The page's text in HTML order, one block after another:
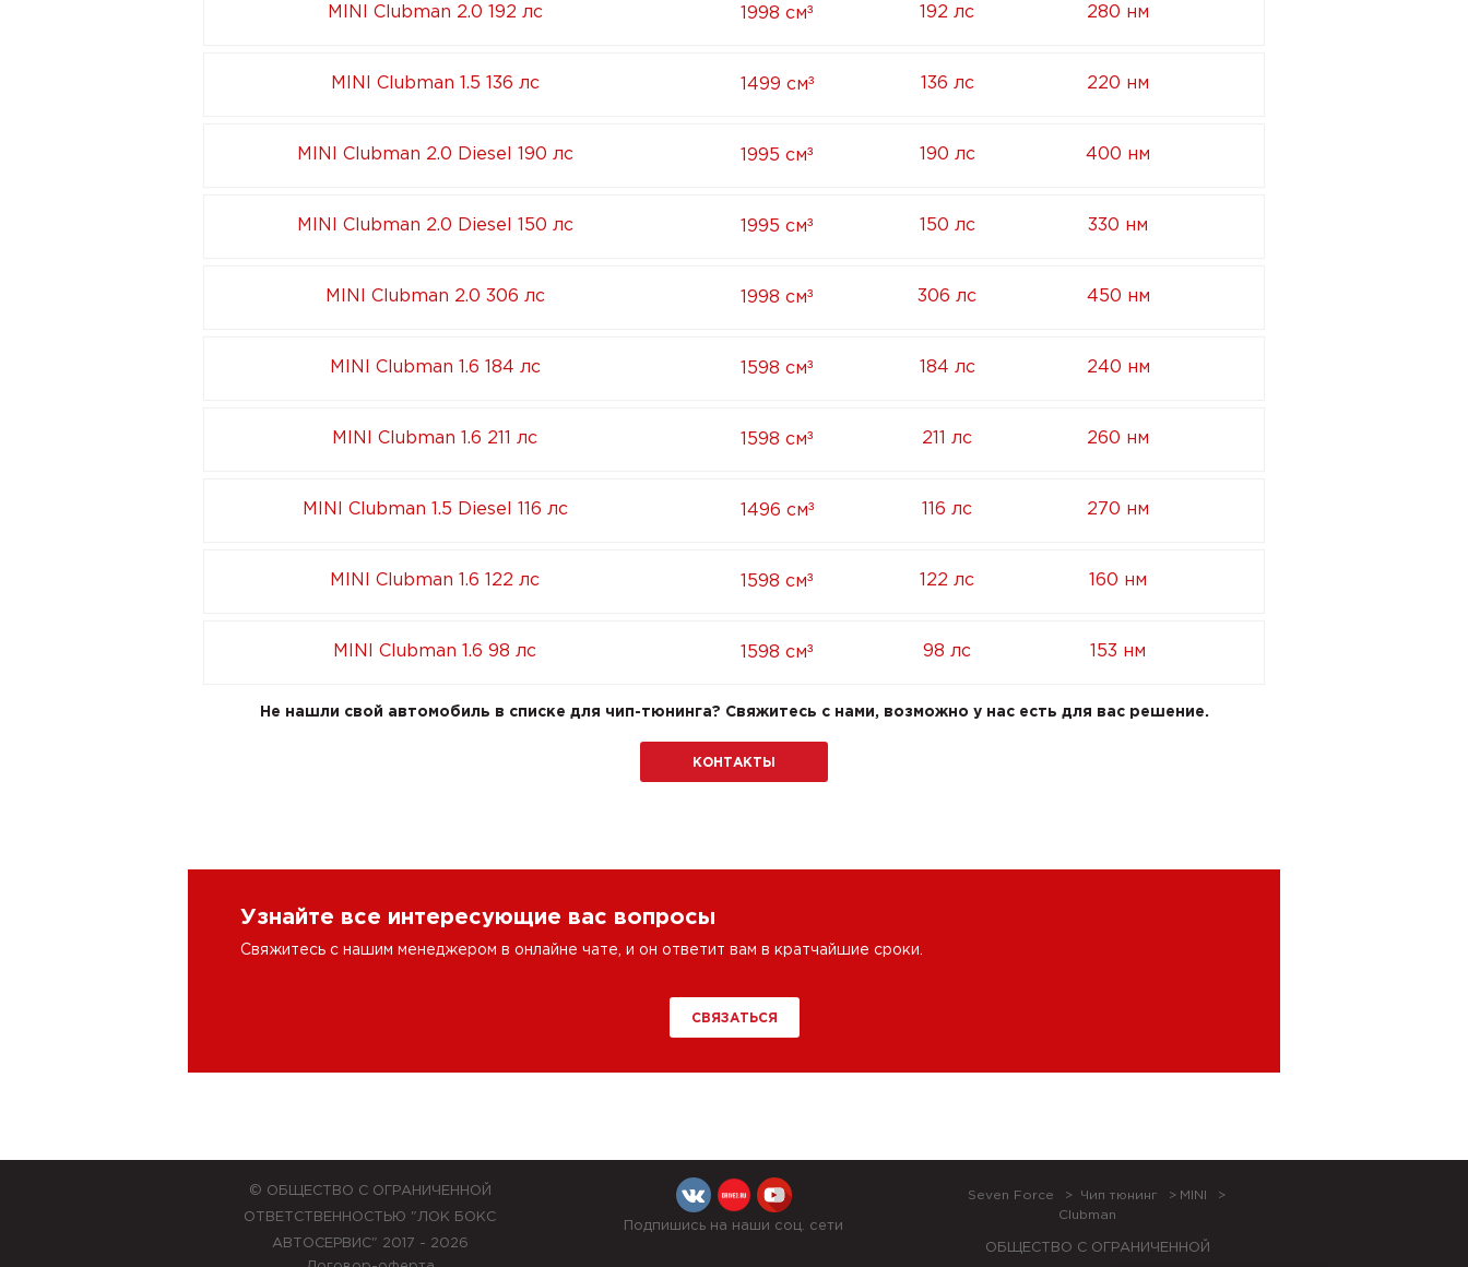
MINI Clubman 2.0 192 лс 1998 см³ 192 лс 280 нм
MINI Clubman 1.5 136 лс 1499 см³ 136 лс 220 нм
MINI Clubman 2.0 Diesel 190 лс 1995 см³ 190 лс 400 нм
MINI Clubman 2.0 Diesel 150 лс 1995 см³ 150 лс 330 нм
MINI Clubman 2.0 306 лс 1998 см³ 306 лс 450 нм
MINI Clubman 1.6 184 лс 1598 см³ 184 лс 240 нм
MINI Clubman 1.6 211 лс 1598 см³ 211 лс 260 нм
MINI Clubman 1.5 Diesel 116 лс 1496 см³ 116 лс 270 нм
MINI Clubman 1.6 122 лс 1598 см³ 122 лс 160 нм
MINI Clubman 1.6 98 лс 1598 см³ 98 лс 153 нм
Не нашли свой автомобиль в списке для чип-тюнинга? Свяжитесь с нами, возможно у нас есть для вас решение.
КОНТАКТЫ
Узнайте все интересующие вас вопросы
Свяжитесь с нашим менеджером в онлайне чате, и он ответит вам в кратчайшие сроки.
СВЯЗАТЬСЯ
© ОБЩЕСТВО С ОГРАНИЧЕННОЙ
ОТВЕТСТВЕННОСТЬЮ "ЛОК БОКС
АВТОСЕРВИС" 2017 - 2026
Подпишись на наши соц. сети
Seven Force Чип тюнинг
MINI
Clubman
ОБЩЕСТВО С ОГРАНИЧЕННОЙ